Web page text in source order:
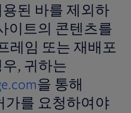
된 바를 제외하
이트의 콘텐츠를
레임 또는 재배포
, 귀하는
을 통해
가를 요청하여야